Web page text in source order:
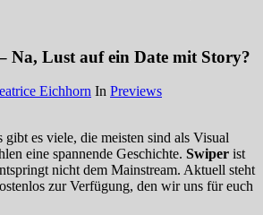
Na, Lust auf ein Date mit Story?
Eichhorn In Previews
gibt es viele, die meisten sind als Visual
eine spannende Geschichte. Swiper ist
nicht dem Mainstream. Aktuell steht
zur Verfügung, den wir uns für euch